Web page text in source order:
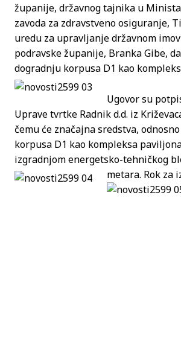
županije, državnog tajnika u
zavoda za zdravstveno osiguranje,
uredu za upravljanje državnom
podravske županije, Branka Gibe,
dogradnju korpusa D1 kao
Ugovor su
Uprave tvrtke Radnik d.d. iz
čemu će značajna sredstva,
korpusa D1 kao kompleksa
izgradnjom energetsko-tehničkog
metara. Rok za